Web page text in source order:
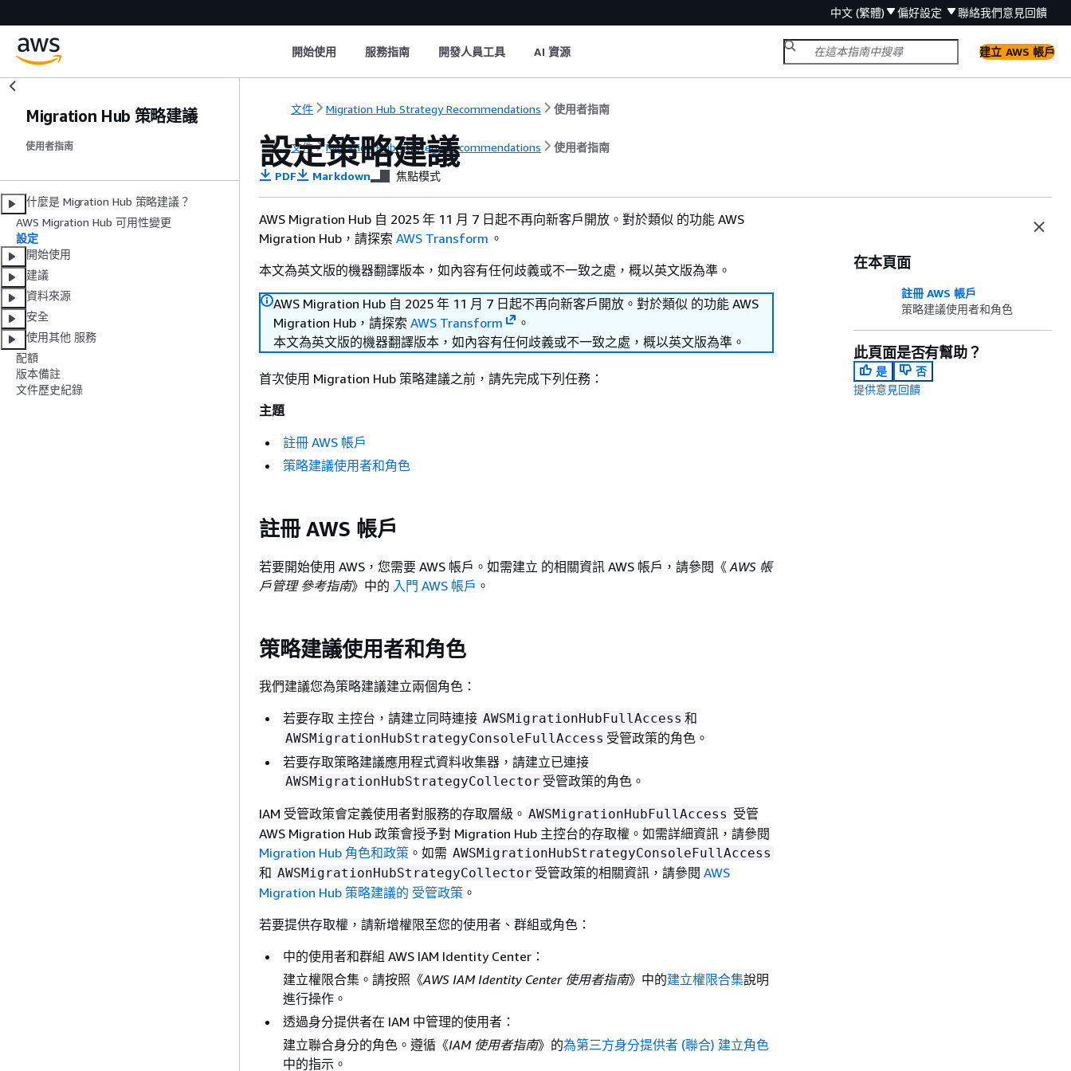
中文 (繁體) 偏好設定 聯絡我們意見回饋
開始使用 服務指南 開發人員工具 AI 資源 建立 AWS 帳戶
Migration Hub 策略建議
使用者指南
什麼是 Migration Hub 策略建議？
AWS Migration Hub 可用性變更
設定
開始使用
建議
資料來源
安全
使用其他 服務
配額
版本備註
文件歷史紀錄
文件 Migration Hub Strategy Recommendations 使用者指南
文件 Migration Hub Strategy Recommendations 使用者指南
設定策略建議
PDF Markdown 焦點模式
AWS Migration Hub 自 2025 年 11 月 7 日起不再向新客戶開放。對於類似 的功能 AWS
Migration Hub，請探索 AWS Transform 。
本文為英文版的機器翻譯版本，如內容有任何歧義或不一致之處，概以英文版為準。
AWS Migration Hub 自 2025 年 11 月 7 日起不再向新客戶開放。對於類似 的功能 AWS
Migration Hub，請探索 AWS Transform
。
本文為英文版的機器翻譯版本，如內容有任何歧義或不一致之處，概以英文版為準。
首次使用 Migration Hub 策略建議之前，請先完成下列任務：
主題
註冊 AWS 帳戶
策略建議使用者和角色
註冊 AWS 帳戶
若要開始使用 AWS，您需要 AWS 帳戶。如需建立 的相關資訊 AWS 帳戶，請參閱《 AWS 帳
戶管理 參考指南》中的 入門 AWS 帳戶 。
策略建議使用者和角色
我們建議您為策略建議建立兩個角色：
若要存取 主控台，請建立同時連接 AWSMigrationHubFullAccess 和
AWSMigrationHubStrategyConsoleFullAccess 受管政策的角色。
若要存取策略建議應用程式資料收集器，請建立已連接
AWSMigrationHubStrategyCollector 受管政策的角色。
IAM 受管政策會定義使用者對服務的存取層級。 AWSMigrationHubFullAccess 受管
AWS Migration Hub 政策會授予對 Migration Hub 主控台的存取權。如需詳細資訊，請參閱
Migration Hub 角色和政策 。如需 AWSMigrationHubStrategyConsoleFullAccess
和 AWSMigrationHubStrategyCollector 受管政策的相關資訊，請參閱 AWS
Migration Hub 策略建議的 受管政策 。
若要提供存取權，請新增權限至您的使用者、群組或角色：
中的使用者和群組 AWS IAM Identity Center：
建立權限合集。請按照《AWS IAM Identity Center 使用者指南》中的建立權限合集說明
進行操作。
透過身分提供者在 IAM 中管理的使用者：
建立聯合身分的角色。遵循《IAM 使用者指南》的為第三方身分提供者 (聯合) 建立角色
中的指示。
在本頁面
註冊 AWS 帳戶
策略建議使用者和角色
此頁面是否有幫助？
是
否
提供意見回饋